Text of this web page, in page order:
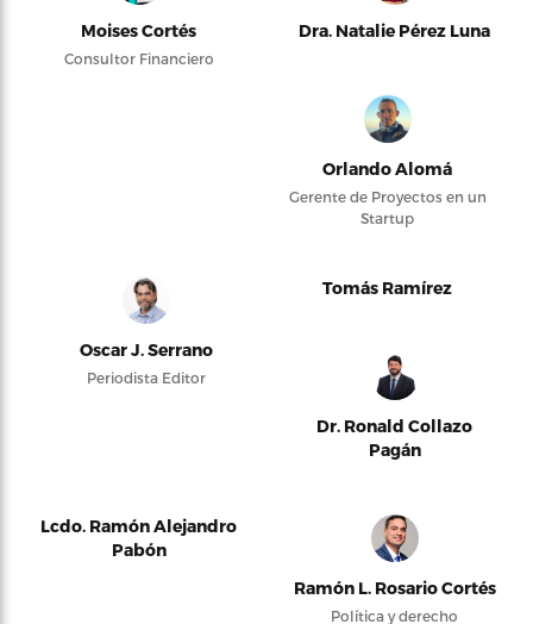
Moises Cortés
Consultor Financiero
Dra. Natalie Pérez Luna
Orlando Alomá
Gerente de Proyectos en un
Startup
Oscar J. Serrano
Periodista Editor
Tomás Ramírez
Dr. Ronald Collazo
Pagán
Lcdo. Ramón Alejandro
Pabón
Ramón L. Rosario Cortés
Política y derecho